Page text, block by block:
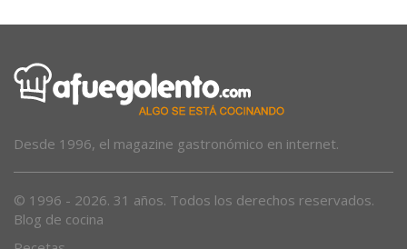
Desde 1996, el magazine gastronómico en internet.
© 1996 - 2026. 31 años. Todos los derechos reservados.
Blog de cocina